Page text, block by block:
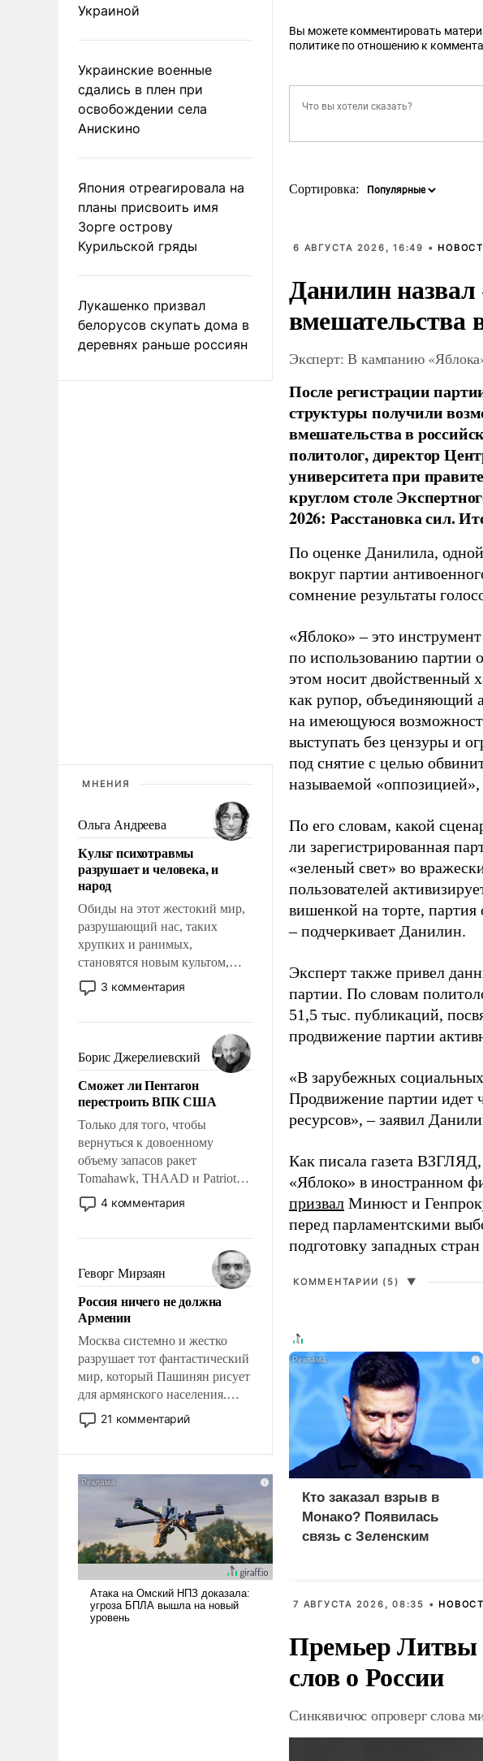
Украиной
Украинские военные
сдались в плен при
освобождении села
Анискино
Япония отреагировала на
планы присвоить имя
Зорге острову
Курильской гряды
Лукашенко призвал
белорусов скупать дома в
деревнях раньше россиян
МНЕНИЯ
Ольга Андреева
Культ психотравмы
разрушает и человека, и
народ
Обиды на этот жестокий мир,
разрушающий нас, таких
хрупких и ранимых,
становятся новым культом,
постепенно вытесняя и
отменяя традиционное
мужественным и твердым под
ударами судьбы, брать на себя
ответственность, помогать
слабым, идти вперед и
адаптироваться.
3 комментария
Борис Джерелиевский
Сможет ли Пентагон
перестроить ВПК США
Только для того, чтобы
вернуться к довоенному
объему запасов ракет
Tomahawk, THAAD и Patriot
США потребуется более трех
лет. Даже небольшая война с
Сложившаяся ситуация
означает многолетний период
уязвимости США, например,
перед Китаем.
4 комментария
Геворг Мирзаян
Россия ничего не должна
Армении
Москва системно и жестко
разрушает тот фантастический
мир, который Пашинян рисует
для армянского населения.
Мир, где политические
прожекты будут безусловно
налогоплательщиков и где
Еревану за свои поступки не
нужно отвечать.
21 комментарий
Вы можете комментировать
политике по отношению к
Сортировка:
6 АВГУСТА 2026, 16:49 •
Данилин
вмешательства
Эксперт: В кампанию
После регистрации
структуры получили
вмешательства в
политолог, директор
университета при
круглом столе
2026: Расстановка сил.
По оценке Данилила, одной
вокруг партии
сомнение результаты
«Яблоко» – это
по использованию партии
этом носит двойственный
как рупор, объединяющий
на имеющуюся
выступать без цензуры и
под снятие с целью
называемой «оппозицией»,
По его словам, какой
ли зарегистрированная
«зеленый свет» во
пользователей
вишенкой на торте, партия
– подчеркивает Данилин.
Эксперт также привел
партии. По словам
51,5 тыс. публикаций,
продвижение партии
«В зарубежных
Продвижение партии идет
ресурсов», – заявил
Как писала газета
«Яблоко» в иностранном
призвал Минюст и
перед парламентскими
подготовку западных
КОММЕНТАРИИ (5) ▼
i
Кто заказал взрыв в
Монако? Появилась
связь с Зеленским
7 АВГУСТА 2026, 08:35 •
Премьер Литвы
слов о России
Синкявичюс опроверг слова